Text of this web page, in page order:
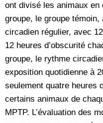
ont divisé les animaux en
groupe, le groupe
circadien régulier, avec
12 heures d’obscurité
groupe, le rythme
exposition quotidienne à
seulement quatre heures
certains animaux de
MPTP. L’évaluation des